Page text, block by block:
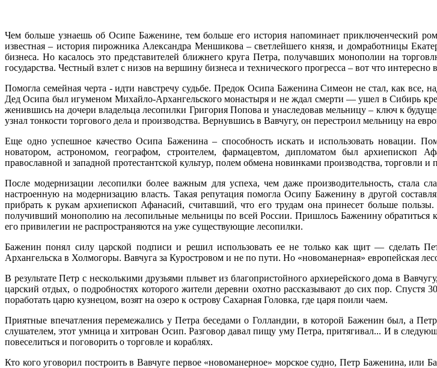
Чем больше узнаешь об Осипе Баженине, тем больше его история напоминает приключенческий
известная – история пирожника Александра Меншикова – светлейшего князя, и домработницы
бизнеса. Но касалось это представителей ближнего круга Петра, получавших монополии на
государства. Честный взлет с низов на вершину бизнеса и технического прогресса – вот что
Помогла семейная черта - идти навстречу судьбе. Предок Осипа Баженина Симеон не стал, как все,
Дед Осипа был игуменом Михайло-Архангельского монастыря и не ждал смерти — ушел в Сибирь
женившись на дочери владельца лесопилки Григория Попова и унаследовав мельницу – ключ к
узнал тонкости торгового дела и производства. Вернувшись в Вавчугу, он перестроил мельницу на
Еще одно успешное качество Осипа Баженина – способность искать и использовать новации.
новатором, астрономом, географом, строителем, фармацевтом, дипломатом был архиепископ
православной и западной протестантской культур, полем обмена новинками производства, торговли
После модернизации лесопилки более важным для успеха, чем даже производительность, стала
настроенную на модернизацию власть. Такая репутация помогла Осипу Баженину в другой
прибрать к рукам архиепископ Афанасий, считавший, что его трудам она принесет больше
получивший монополию на лесопильные мельницы по всей России. Пришлось Баженину
его привилегии не распространяются на уже существующие лесопилки.
Баженин понял силу царской подписи и решил использовать ее не только как щит — сделать
Архангельска в Холмогоры. Вавчуга за Куростровом и не по пути. Но «новоманерная» европейская
В результате Петр с несколькими друзьями плывет из благопристойного архиерейского дома в
царский отдых, о подробностях которого жители деревни охотно рассказывают до сих пор.
поработать царю кузнецом, возят на озеро к острову Сахарная Головка, где царя поили чаем.
Приятные впечатления перемежались у Петра беседами о Голландии, в которой Баженин был, а
слушателем, этот умница и хитрован Осип. Разговор давал пищу уму Петра, притягивал... И в
повеселиться и поговорить о торговле и кораблях.
Кто кого уговорил построить в Вавчуге первое «новоманерное» морское судно, Петр Баженина, или